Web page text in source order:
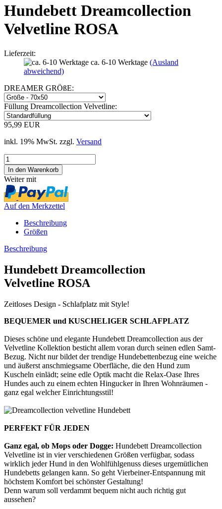
Hundebett Dreamcollection
Velvetline ROSA
Lieferzeit:
ca. 6-10 Werktage (Ausland
abweichend)
DREAMER GRÖßE:
Füllung Dreamcollection Velvetline:
95,99 EUR
inkl. 19% MwSt. zzgl. Versand
Weiter mit
Auf den Merkzettel
Beschreibung
Größen
Beschreibung
Hundebett Dreamcollection
Velvetline ROSA
Zeitloses Design - Schlafplatz mit Style!
BEQUEMER und KUSCHELIGER SCHLAFPLATZ
Dieses schöne und elegante Hundebett Dreamcollection aus der
Velvetline Kollektion besticht allem voran durch seinen edlen Samt-
Bezug. Nicht nur bildet der trendige Hundebettenbezug eine weiche
und äußerst anschmiegsame Oberfläche, die den Hund zum
Kuscheln einlädt; seine edle Optik macht die Relax-Oase Ihres
Hundes auch zu einem echten Hingucker in Ihren Wohnräumen -
ganz egal welcher Einrichtungsstil!
PERFEKT FÜR JEDEN
Ganz egal, ob Mops oder Dogge: Hundebett Dreamcollection
Velvetline ist in vier verschiedenen Größen verfügbar, sodass
wirklich jeder Hund in den Wohlfühlgenuss dieses urgemütlichen
Hundebetts gelangen kann. So geht Vierbeiner-Entspannung mit
höchstem Komfort bei schönster Gestaltung!
Denn warum soll verdammt bequem nicht auch richtig gut
aussehen?